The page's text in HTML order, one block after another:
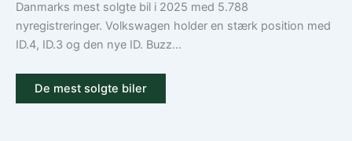
Danmarks mest solgte bil i 2025 med 5.788
nyregistreringer. Volkswagen holder en stærk position med
ID.4, ID.3 og den nye ID. Buzz...
De mest solgte biler